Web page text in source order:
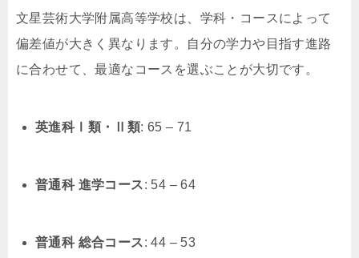
文星芸術大学附属高等学校は、学科・コースによって
偏差値が大きく異なります。自分の学力や目指す進路
に合わせて、最適なコースを選ぶことが大切です。
英進科Ⅰ類・Ⅱ類: 65 – 71
普通科 進学コース: 54 – 64
普通科 総合コース: 44 – 53